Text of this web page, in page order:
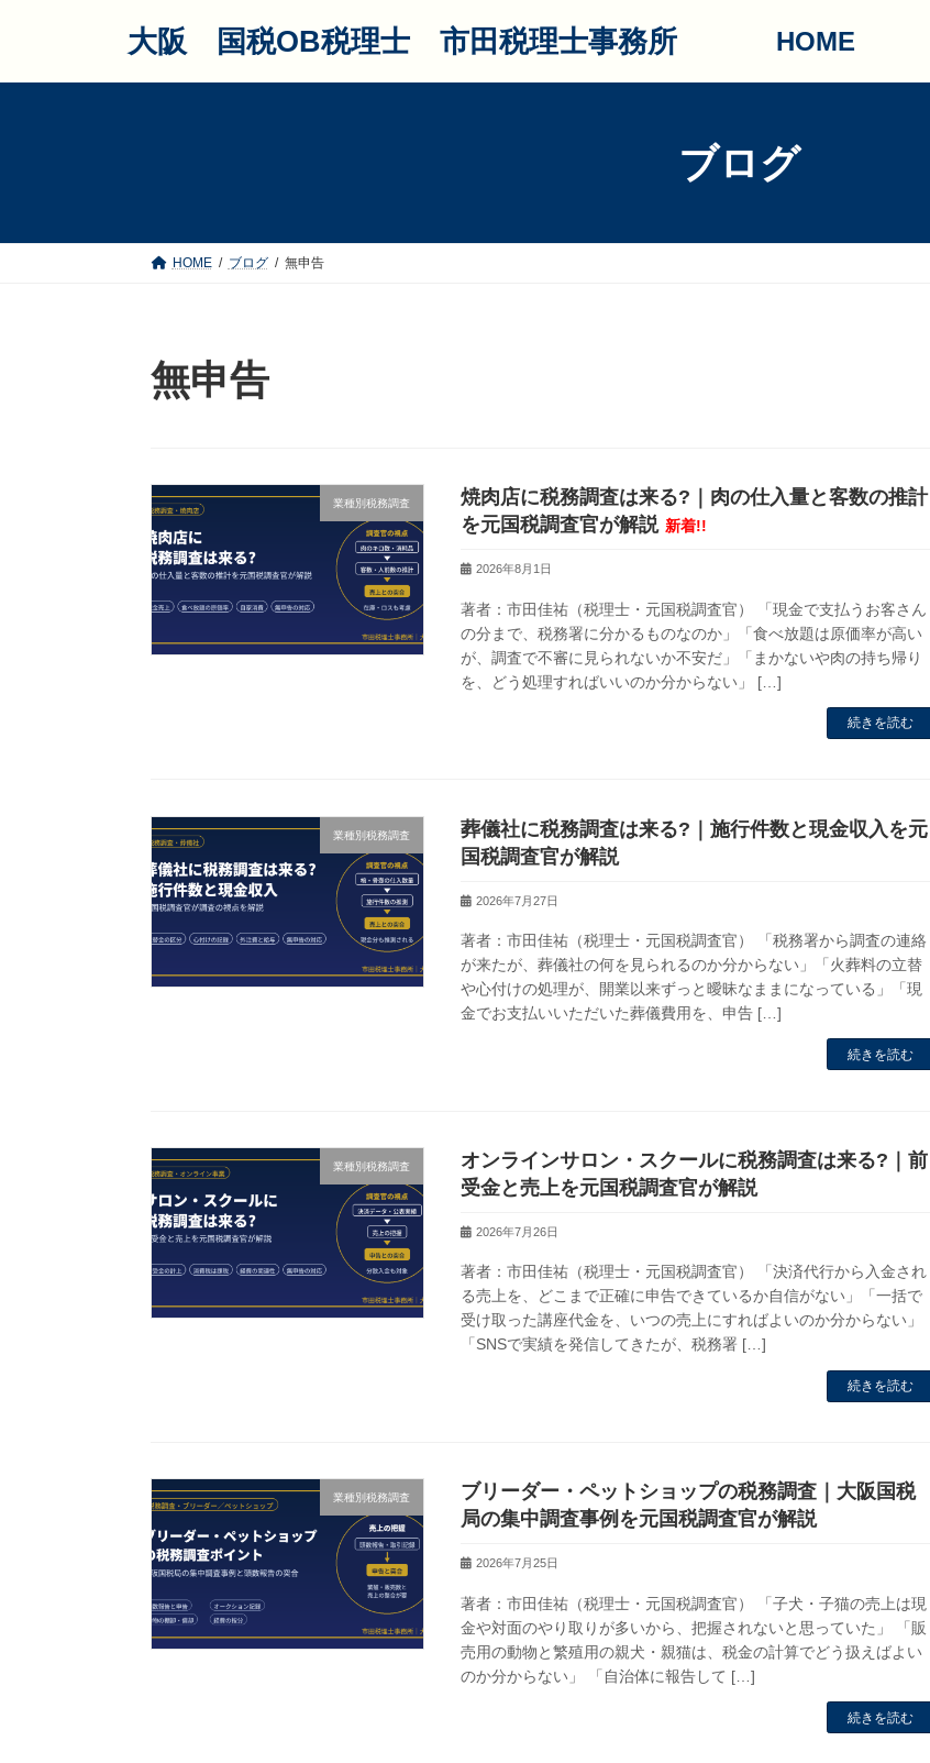
大阪 国税OB税理士 市田税理士事務所 HOME
ブログ
HOME ブログ 無申告
無申告
業種別税務調査
焼肉店に税務調査は来る?｜肉の仕入量と客数の推計
を元国税調査官が解説 新着!!
2026年8月1日
著者：市田佳祐（税理士・元国税調査官） 「現金で支払うお客さん
の分まで、税務署に分かるものなのか」「食べ放題は原価率が高い
が、調査で不審に見られないか不安だ」「まかないや肉の持ち帰り
を、どう処理すればいいのか分からない」 […]
続きを読む
業種別税務調査
葬儀社に税務調査は来る?｜施行件数と現金収入を元
国税調査官が解説
2026年7月27日
著者：市田佳祐（税理士・元国税調査官） 「税務署から調査の連絡
が来たが、葬儀社の何を見られるのか分からない」「火葬料の立替
や心付けの処理が、開業以来ずっと曖昧なままになっている」「現
金でお支払いいただいた葬儀費用を、申告 […]
続きを読む
業種別税務調査
オンラインサロン・スクールに税務調査は来る?｜前
受金と売上を元国税調査官が解説
2026年7月26日
著者：市田佳祐（税理士・元国税調査官） 「決済代行から入金され
る売上を、どこまで正確に申告できているか自信がない」「一括で
受け取った講座代金を、いつの売上にすればよいのか分からない」
「SNSで実績を発信してきたが、税務署 […]
続きを読む
業種別税務調査
ブリーダー・ペットショップの税務調査｜大阪国税
局の集中調査事例を元国税調査官が解説
2026年7月25日
著者：市田佳祐（税理士・元国税調査官） 「子犬・子猫の売上は現
金や対面のやり取りが多いから、把握されないと思っていた」 「販
売用の動物と繁殖用の親犬・親猫は、税金の計算でどう扱えばよい
のか分からない」 「自治体に報告して […]
続きを読む